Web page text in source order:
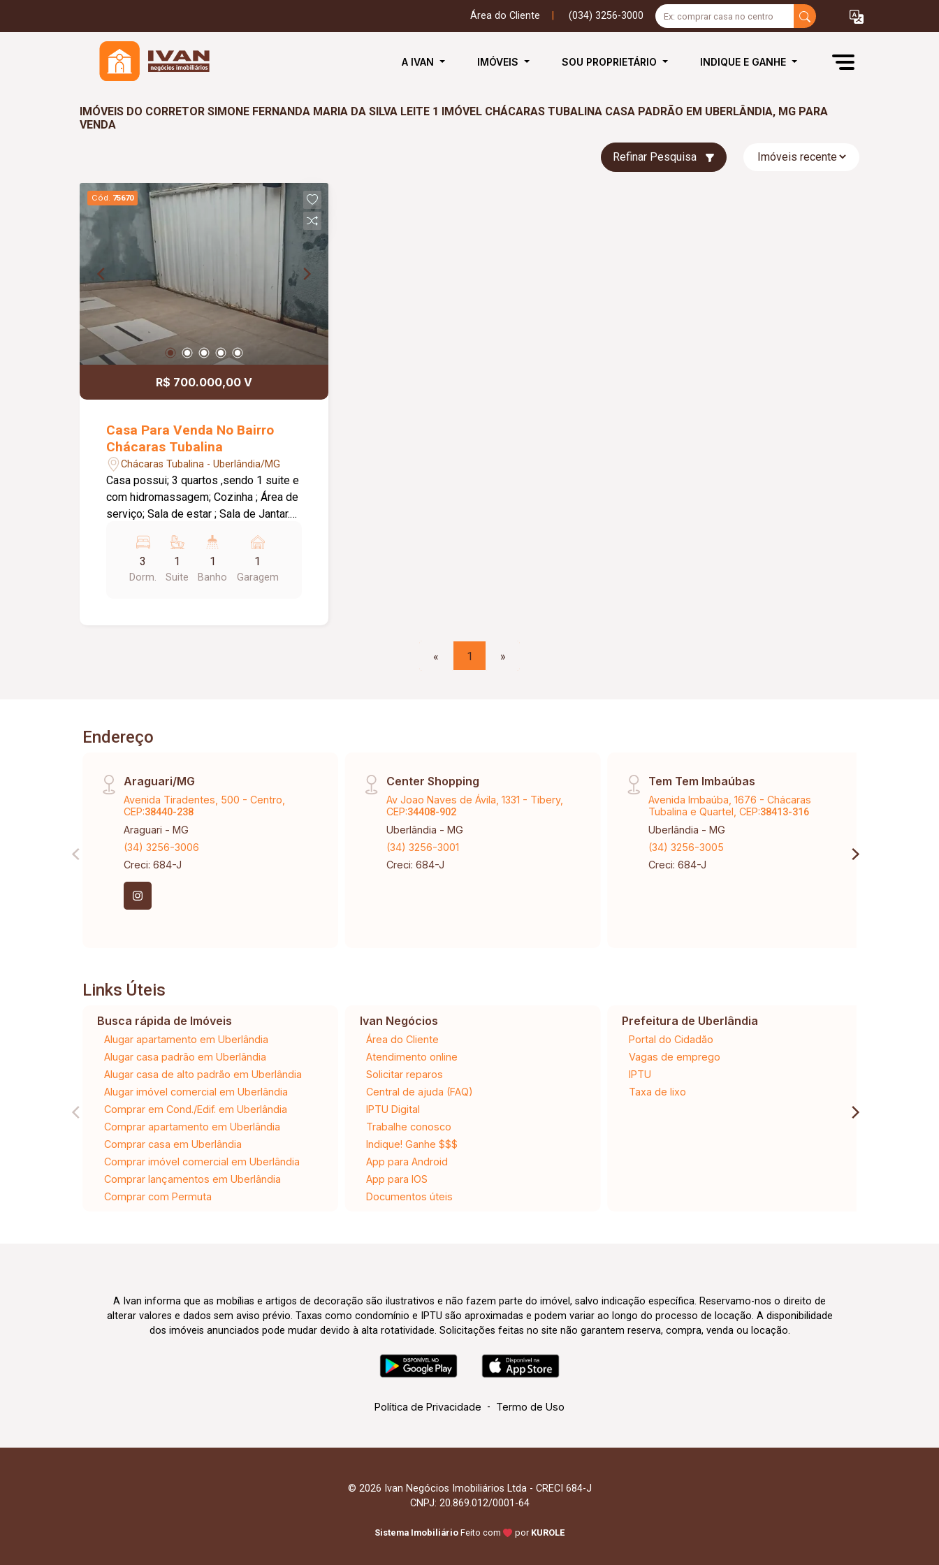
Área do Cliente (034) 3256-3000
A IVAN IMÓVEIS SOU PROPRIETÁRIO INDIQUE E GANHE
IMÓVEIS DO CORRETOR SIMONE FERNANDA MARIA DA SILVA LEITE 1 IMÓVEL CHÁCARAS TUBALINA CASA PADRÃO EM UBERLÂNDIA, MG PARA
VENDA
Refinar Pesquisa
Cód. 75670
R$ 700.000,00 V
Casa Para Venda No Bairro
Chácaras Tubalina
Chácaras Tubalina - Uberlândia/MG
Casa possui; 3 quartos ,sendo 1 suite e
com hidromassagem; Cozinha ; Área de
serviço; Sala de estar ; Sala de Jantar.
localização.Próximo a comércios
,escolas,academias ,terminal
Planalto,Tem Tem Imbaúbas.
3
Dorm.
1
Suite
1
Banho
1
Garagem
« 1 »
Endereço
Araguari/MG
Avenida Tiradentes, 500 - Centro,
CEP:38440-238
Araguari - MG
(34) 3256-3006
Creci: 684-J
Center Shopping
Av Joao Naves de Ávila, 1331 - Tibery,
CEP:34408-902
Uberlândia - MG
(34) 3256-3001
Creci: 684-J
Tem Tem Imbaúbas
Avenida Imbaúba, 1676 - Chácaras
Tubalina e Quartel, CEP:38413-316
Uberlândia - MG
(34) 3256-3005
Creci: 684-J
Links Úteis
Busca rápida de Imóveis
Alugar apartamento em Uberlândia
Alugar casa padrão em Uberlândia
Alugar casa de alto padrão em Uberlândia
Alugar imóvel comercial em Uberlândia
Comprar em Cond./Edif. em Uberlândia
Comprar apartamento em Uberlândia
Comprar casa em Uberlândia
Comprar imóvel comercial em Uberlândia
Comprar lançamentos em Uberlândia
Comprar com Permuta
Ivan Negócios
Área do Cliente
Atendimento online
Solicitar reparos
Central de ajuda (FAQ)
IPTU Digital
Trabalhe conosco
Indique! Ganhe $$$
App para Android
App para IOS
Documentos úteis
Prefeitura de Uberlândia
Portal do Cidadão
Vagas de emprego
IPTU
Taxa de lixo
A Ivan informa que as mobílias e artigos de decoração são ilustrativos e não fazem parte do imóvel, salvo indicação específica. Reservamo-nos o direito de
alterar valores e dados sem aviso prévio. Taxas como condomínio e IPTU são aproximadas e podem variar ao longo do processo de locação. A disponibilidade
dos imóveis anunciados pode mudar devido à alta rotatividade. Solicitações feitas no site não garantem reserva, compra, venda ou locação.
Política de Privacidade - Termo de Uso
© 2026 Ivan Negócios Imobiliários Ltda - CRECI 684-J
CNPJ: 20.869.012/0001-64
Sistema Imobiliário Feito com por KUROLE